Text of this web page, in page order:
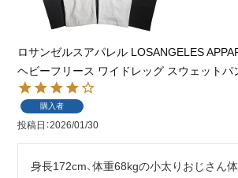
ロサンゼルスアパレル LOSANGELES
ヘビーフリース ワイドレッグ スウェットパ
購入者
投稿日 2026/01/30
身長172cm、体重68kgの小太りおじさん